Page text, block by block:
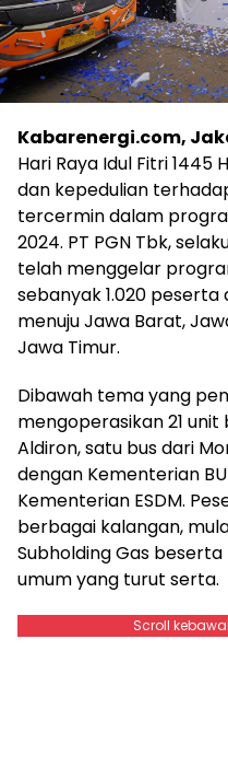
Kabarenergi.com,
Hari Raya Idul Fitri
dan kepedulian
tercermin dalam
2024. PT PGN Tbk,
telah menggelar
sebanyak 1.020
menuju Jawa Barat,
Jawa Timur.
Dibawah tema yang
mengoperasikan 21
Aldiron, satu bus dari
dengan Kementerian
Kementerian ESDM.
berbagai kalangan,
Subholding Gas
umum yang turut serta.
Scroll